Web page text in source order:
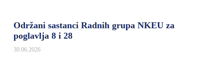
Održani sastanci Radnih grupa NKEU za
poglavlja 8 i 28
30.06.2026